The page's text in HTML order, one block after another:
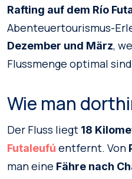
Rafting auf dem Río
Abenteuertourismus-
Dezember und März,
Flussmenge optimal
Wie man
Der Fluss liegt 18
Futaleufú entfernt. Von
man eine Fähre nach